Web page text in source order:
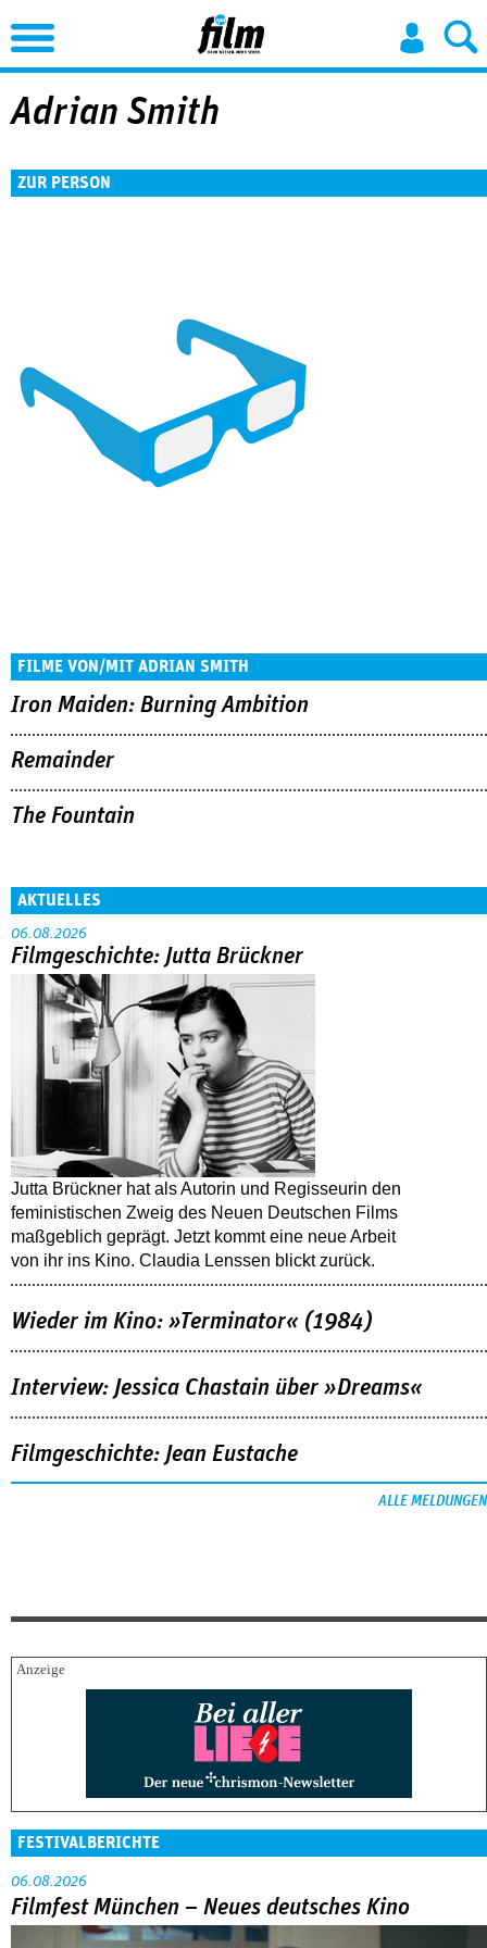
Jump to Navigation
Adrian Smith
ZUR PERSON
FILME VON/MIT ADRIAN SMITH
Iron Maiden: Burning Ambition
Remainder
The Fountain
AKTUELLES
06.08.2026
Filmgeschichte: Jutta Brückner
Jutta Brückner hat als Autorin und Regisseurin den
feministischen Zweig des Neuen Deutschen Films
maßgeblich geprägt. Jetzt kommt eine neue Arbeit
von ihr ins Kino. Claudia Lenssen blickt zurück.
Wieder im Kino: »Terminator« (1984)
Interview: Jessica Chastain über »Dreams«
Filmgeschichte: Jean Eustache
ALLE MELDUNGEN
FESTIVALBERICHTE
06.08.2026
Filmfest München – Neues deutsches Kino